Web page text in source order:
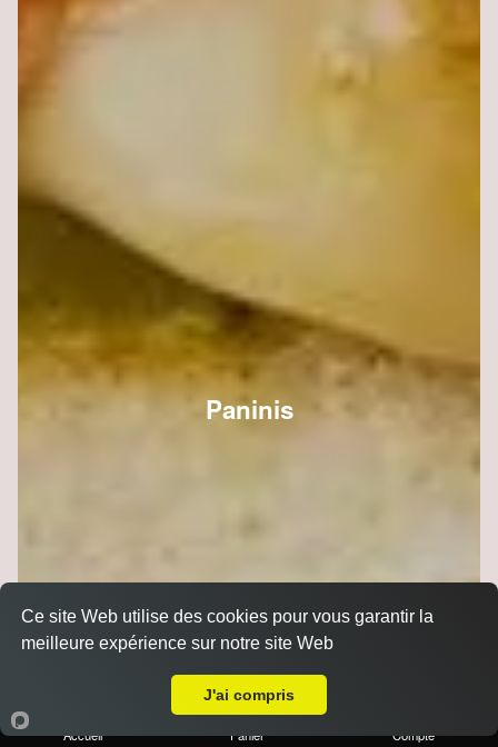
Paninis
Accueil Panier Compte
Ce site Web utilise des cookies pour vous garantir la
meilleure expérience sur notre site Web
J'ai compris